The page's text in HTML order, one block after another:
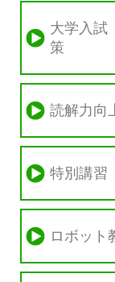
大学入試
策
読解力向
特別講習
ロボット